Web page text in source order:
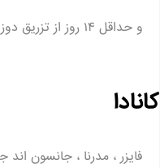
و حداقل ۱۴ روز از تزریق دوز دوم آن گذشته باشد
کانادا
فایزر ، مدرنا ، جانسون